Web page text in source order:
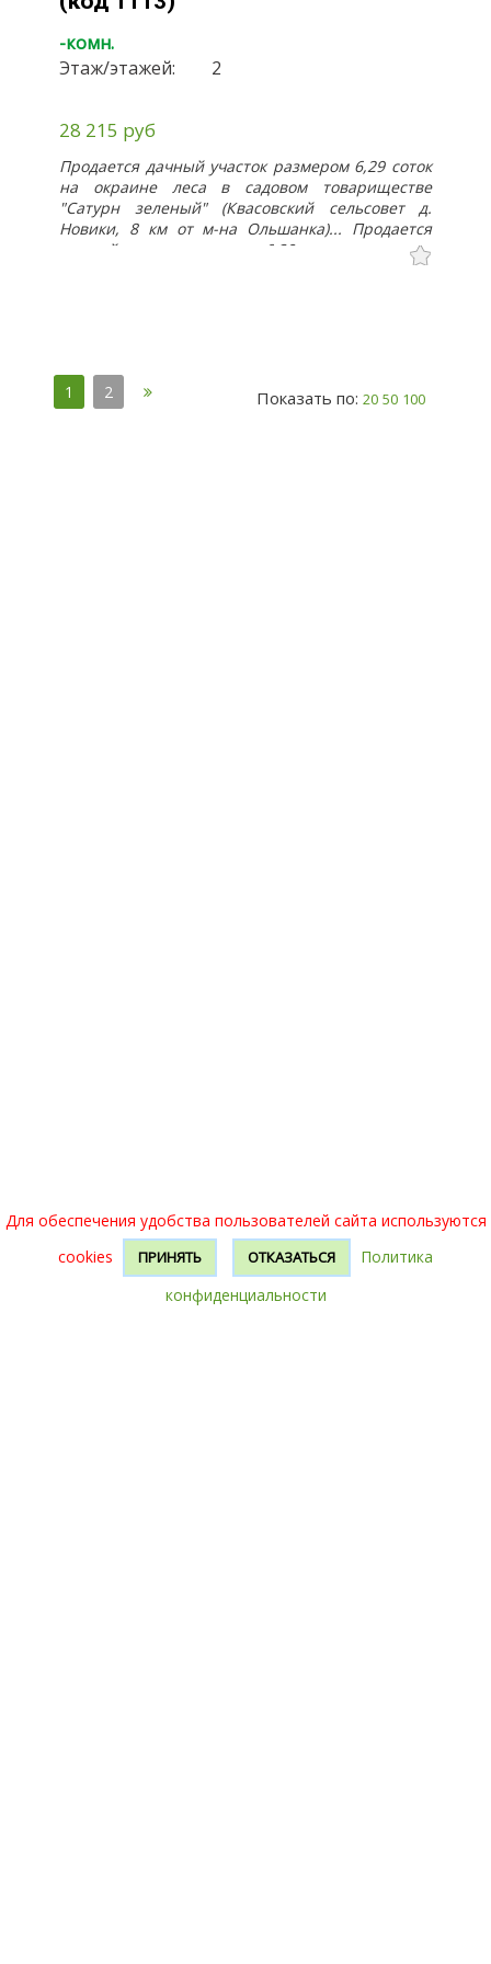
-комн.
Этаж/этажей:
2
28 215 руб
Продается дачный участок размером 6,29 соток
на окраине леса в садовом товариществе
"Сатурн зеленый" (Квасовский сельсовет д.
Новики, 8 км от м-на Ольшанка)... Продается
дачный участок размером 6,29 соток на окраине
леса в садовом товариществе "Сатурн зеленый"
шифер), сарай из силикатных блоков. Участок
покошен. К участку подведено электричество,
имеется сезонная вода. Земельный учаток в
1 2 Показать по: 20 50 100
Для обеспечения удобства пользователей сайта используются
cookies
ПРИНЯТЬ ОТКАЗАТЬСЯ
Политика
конфиденциальности